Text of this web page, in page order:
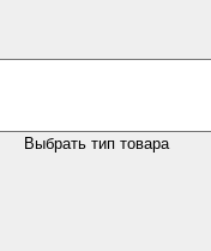
Выбрать тип товара